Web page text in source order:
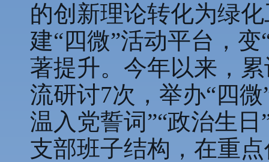
的创新理论转化为绿
建“四微”活动平台，
著提升。今年以来，
流研讨7次，举办“四
温入党誓词”“政治生
支部班子结构，在重